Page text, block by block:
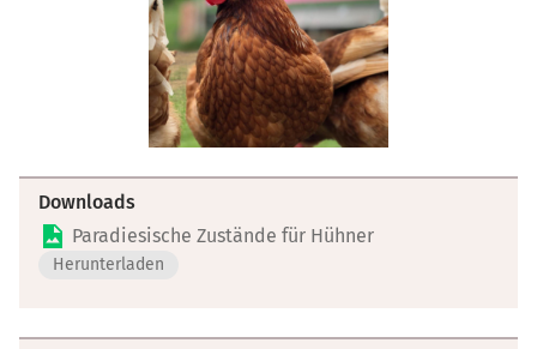
Downloads
Paradiesische Zustände für Hühner
Herunterladen